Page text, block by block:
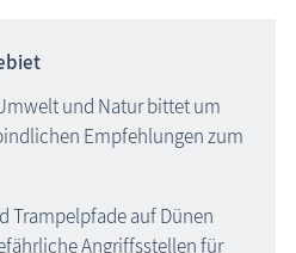
und Natur bittet um
Empfehlungen zum
Trampelpfade auf Dünen
Angriffsstellen für